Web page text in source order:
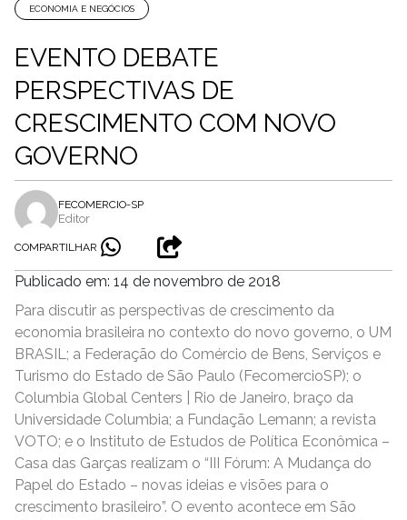
ECONOMIA E NEGÓCIOS
EVENTO DEBATE
PERSPECTIVAS DE
CRESCIMENTO COM NOVO
GOVERNO
COMPARTILHAR
FECOMERCIO-SP
Editor
Publicado em: 14 de novembro de 2018
Para discutir as perspectivas de crescimento da
economia brasileira no contexto do novo governo, o UM
BRASIL; a Federação do Comércio de Bens, Serviços e
Turismo do Estado de São Paulo (FecomercioSP); o
Columbia Global Centers | Rio de Janeiro, braço da
Universidade Columbia; a Fundação Lemann; a revista
VOTO; e o Instituto de Estudos de Política Econômica –
Casa das Garças realizam o “III Fórum: A Mudança do
Papel do Estado – novas ideias e visões para o
crescimento brasileiro”. O evento acontece em São